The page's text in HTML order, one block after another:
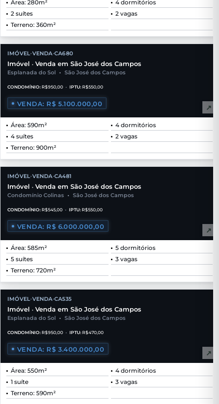
Área: 280m²
4 dormitórios
2 suítes
2 vagas
Terreno: 360m²
IMÓVEL•VENDA•CA680
Imóvel • Venda em São José dos Campos
Esplanada do Sol • São José dos Campos
CONDOMÍNIO: R$950,00 • IPTU: R$550,00
VENDA: R$ 5.100.000,00 ↗
Área: 590m²
4 dormitórios
4 suítes
2 vagas
Terreno: 900m²
IMÓVEL•VENDA•CA481
Imóvel • Venda em São José dos Campos
Condomínio Colinas • São José dos Campos
CONDOMÍNIO: R$545,00 • IPTU: R$550,00
VENDA: R$ 6.000.000,00 ↗
Área: 585m²
5 dormitórios
5 suítes
3 vagas
Terreno: 720m²
IMÓVEL•VENDA•CA535
Imóvel • Venda em São José dos Campos
Esplanada do Sol • São José dos Campos
CONDOMÍNIO: R$950,00 • IPTU: R$470,00
VENDA: R$ 3.400.000,00 ↗
Área: 550m²
4 dormitórios
1 suíte
3 vagas
Terreno: 590m²